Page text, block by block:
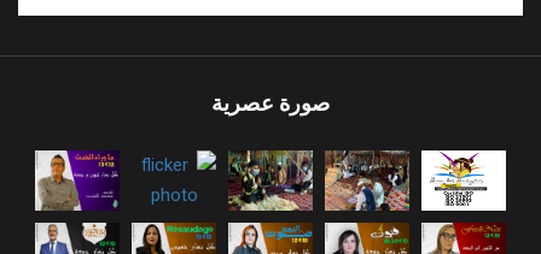
صورة عصرية